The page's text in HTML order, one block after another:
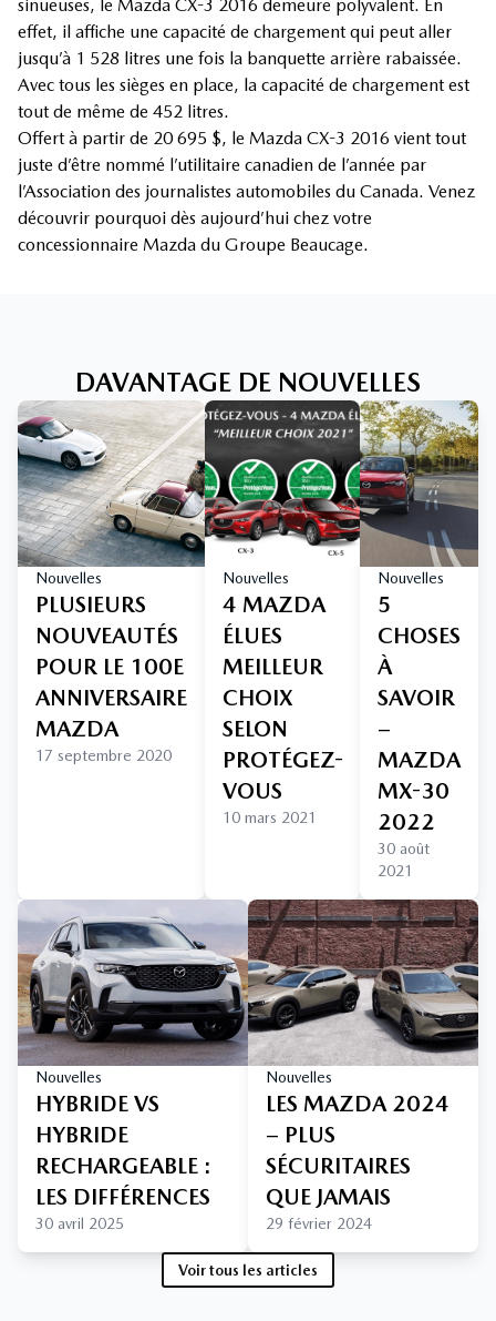
sinueuses, le Mazda CX-3 2016 demeure polyvalent. En
effet, il affiche une capacité de chargement qui peut aller
jusqu’à 1 528 litres une fois la banquette arrière rabaissée.
Avec tous les sièges en place, la capacité de chargement est
tout de même de 452 litres.
Offert à partir de 20 695 $, le Mazda CX-3 2016 vient tout
juste d’être nommé l’utilitaire canadien de l’année par
l’Association des journalistes automobiles du Canada. Venez
découvrir pourquoi dès aujourd’hui chez votre
concessionnaire Mazda du Groupe Beaucage.
DAVANTAGE DE NOUVELLES
Nouvelles
PLUSIEURS
NOUVEAUTÉS
POUR LE 100E
ANNIVERSAIRE
MAZDA
17 septembre 2020
Nouvelles
4 MAZDA
ÉLUES
MEILLEUR
CHOIX
SELON
PROTÉGEZ-
VOUS
10 mars 2021
Nouvelles
5
CHOSES
À
SAVOIR
–
MAZDA
MX-30
2022
30 août
2021
Nouvelles
HYBRIDE VS
HYBRIDE
RECHARGEABLE :
LES DIFFÉRENCES
30 avril 2025
Nouvelles
LES MAZDA 2024
– PLUS
SÉCURITAIRES
QUE JAMAIS
29 février 2024
Voir tous les articles